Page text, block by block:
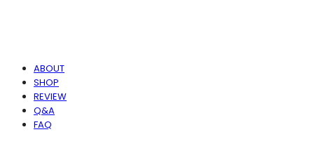
ABOUT
SHOP
REVIEW
Q&A
FAQ